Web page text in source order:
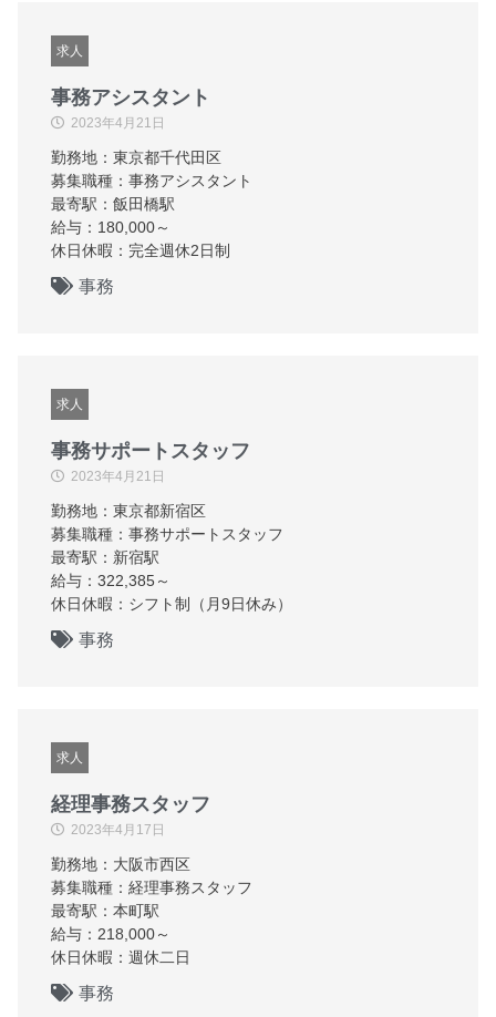
求人
事務アシスタント
2023年4月21日
勤務地：東京都千代田区
募集職種：事務アシスタント
最寄駅：飯田橋駅
給与：180,000～
休日休暇：完全週休2日制
事務
求人
事務サポートスタッフ
2023年4月21日
勤務地：東京都新宿区
募集職種：事務サポートスタッフ
最寄駅：新宿駅
給与：322,385～
休日休暇：シフト制（月9日休み）
事務
求人
経理事務スタッフ
2023年4月17日
勤務地：大阪市西区
募集職種：経理事務スタッフ
最寄駅：本町駅
給与：218,000～
休日休暇：週休二日
事務